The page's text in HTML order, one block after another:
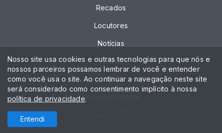
Recados
Locutores
Notícias
Contato
Chat
Pós-emancipador
Nosso site usa cookies e outras tecnologias para que nós e
nossos parceiros possamos lembrar de você e entender
como você usa o site. Ao continuar a navegação neste site
será considerado como consentimento implícito à nossa
política de privacidade.
Entendi